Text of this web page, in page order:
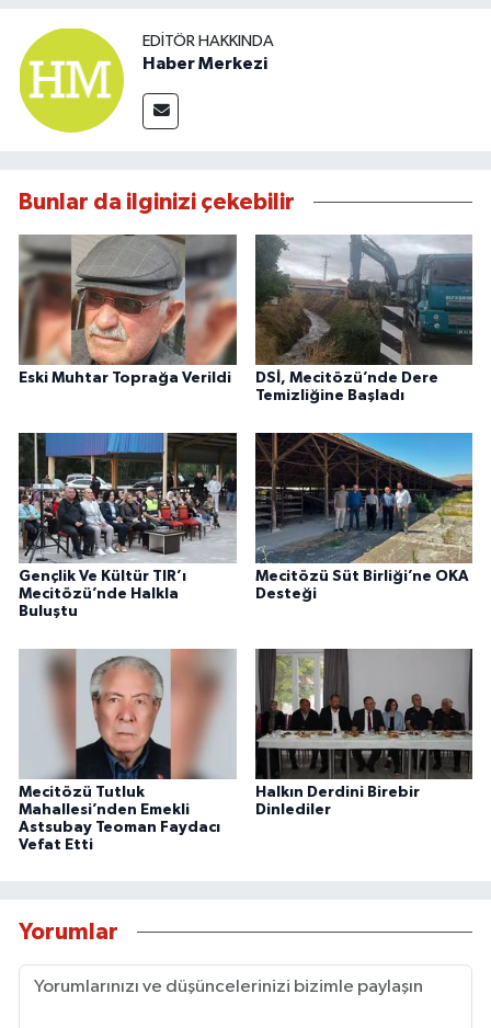
EDITÖR HAKKINDA
Haber Merkezi
Bunlar da ilginizi çekebilir
Eski Muhtar Toprağa Verildi
DSİ, Mecitözü’nde Dere
Temizliğine Başladı
Gençlik Ve Kültür TIR’ı
Mecitözü’nde Halkla
Buluştu
Mecitözü Süt Birliği’ne OKA
Desteği
Mecitözü Tutluk
Mahallesi’nden Emekli
Astsubay Teoman Faydacı
Vefat Etti
Halkın Derdini Birebir
Dinlediler
Yorumlar